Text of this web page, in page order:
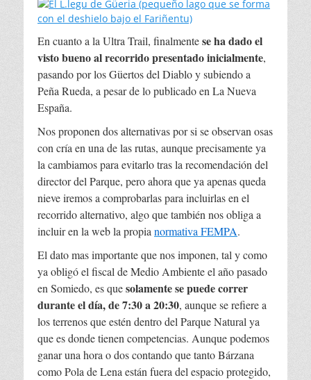
En cuanto a la Ultra Trail, finalmentese ha dado el
visto bueno al recorrido presentado inicialmente,
pasando por los Güertos del Diablo y subiendo a
Peña Rueda, a pesar de lo publicado en La Nueva
España.
Nos proponen dos alternativas por si se observan osas
con cría en una de las rutas, aunque precisamente ya
la cambiamos para evitarlo tras la recomendación del
director del Parque, pero ahora que ya apenas queda
nieve iremos a comprobarlas para incluirlas en el
recorrido alternativo, algo que también nos obliga a
incluir en la web la propianormativa FEMPA.
El dato mas importante que nos imponen, tal y como
ya obligó el fiscal de Medio Ambiente el año pasado
en Somiedo, es quesolamente se puede correr
durante el día, de 7:30 a 20:30, aunque se refiere a
los terrenos que estén dentro del Parque Natural ya
que es donde tienen competencias. Aunque podemos
ganar una hora o dos contando que tanto Bárzana
como Pola de Lena están fuera del espacio protegido,